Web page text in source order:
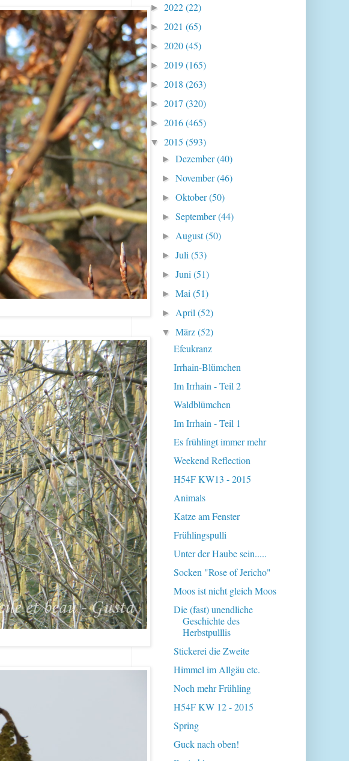
► 2022(22)
► 2021 (65)
► 2020(45)
► 2019(165)
► 2018 (263)
► 2017 (320)
► 2016(465)
▼ 2015 (593)
►Dezember(40)
►November(46)
►Oktober(50)
►September(44)
► August(50)
►Juli(53)
►Juni(51)
►Mai(51)
► April(52)
▼März(52)
Efeukranz
Irrhain-Blümchen
Im Irrhain - Teil 2
Waldblümchen
Im Irrhain - Teil 1
Es frühlingt immer mehr
Weekend Reflection
H54F KW13 - 2015
Animals
Katze am Fenster
Frühlingspulli
Unter der Haube sein.....
Socken "Rose of Jericho"
Moos ist nicht gleich Moos
Die (fast) unendliche
Geschichte des
Herbstpulllis
Stickerei die Zweite
Himmel im Allgäu etc.
Noch mehr Frühling
H54F KW 12 - 2015
Spring
Guck nach oben!